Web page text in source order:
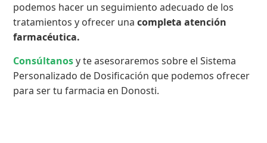
podemos hacer un seguimiento adecuado de los
tratamientos y ofrecer unacompleta atención
farmacéutica.
Consúltanosy te asesoraremos sobre el Sistema
Personalizado de Dosificación que podemos ofrecer
para ser tu farmacia en Donosti.